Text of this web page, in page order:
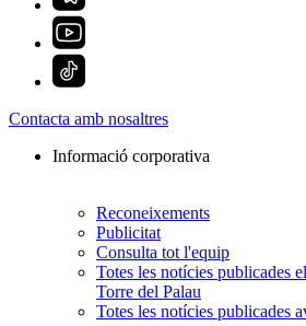
Contacta amb nosaltres
Informació corporativa
Reconeixements
Publicitat
Consulta tot l'equip
Totes les notícies publicades
Torre del Palau
Totes les notícies publicades